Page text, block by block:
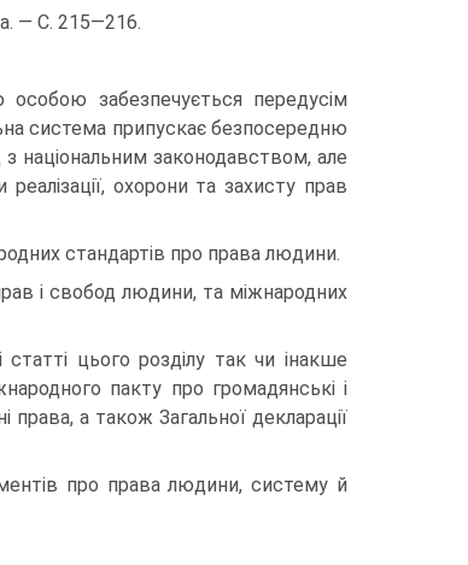
— С. 215—216.
забезпечується передусім
система припускає безпосередню
національним законодавством, але
охорони та захисту прав
стандартів про права людини.
і свобод людини, та міжнародних
цього розділу так чи інакше
пакту про громадянські і
права, а також Загальної декларації
про права людини, систему й